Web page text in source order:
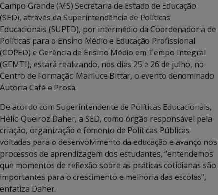
Campo Grande (MS) Secretaria de Estado de Educação
(SED), através da Superintendência de Políticas
Educacionais (SUPED), por intermédio da Coordenadoria de
Políticas para o Ensino Médio e Educação Profissional
(COPED) e Gerência de Ensino Médio em Tempo Integral
(GEMTI), estará realizando, nos dias 25 e 26 de julho, no
Centro de Formação Mariluce Bittar, o evento denominado
Autoria Café e Prosa.
De acordo com Superintendente de Políticas Educacionais,
Hélio Queiroz Daher, a SED, como órgão responsável pela
criação, organização e fomento de Políticas Públicas
voltadas para o desenvolvimento da educação e avanço nos
processos de aprendizagem dos estudantes, “entendemos
que momentos de reflexão sobre as práticas cotidianas são
importantes para o crescimento e melhoria das escolas”,
enfatiza Daher.